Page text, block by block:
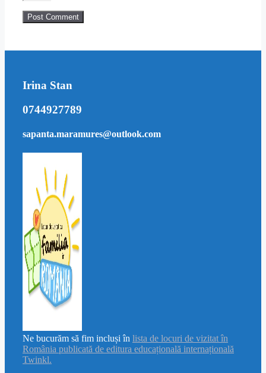
Irina Stan
0744927789
sapanta.maramures@outlook.com
Ne bucurăm să fim incluși în lista de locuri de vizitat în
România publicată de editura educațională internațională
Twinkl.